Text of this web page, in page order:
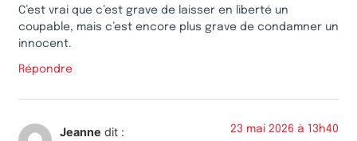
C’est vrai que c’est grave de laisser en liberté un
coupable, mais c’est encore plus grave de condamner un
innocent.
Répondre
Jeanne dit : 23 mai 2026 à 13h40